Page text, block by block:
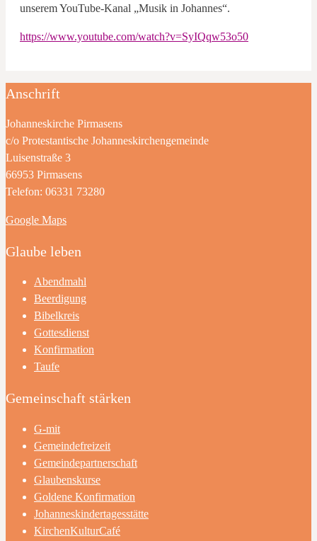
unserem YouTube-Kanal „Musik in Johannes“.
https://www.youtube.com/watch?v=SyIQqw53o50
Anschrift
Johanneskirche Pirmasens
c/o Protestantische Johanneskirchengemeinde
Luisenstraße 3
66953 Pirmasens
Telefon: 06331 73280
Google Maps
Glaube leben
Abendmahl
Beerdigung
Bibelkreis
Gottesdienst
Konfirmation
Taufe
Gemeinschaft stärken
G-mit
Gemeindefreizeit
Gemeindepartnerschaft
Glaubenskurse
Goldene Konfirmation
Johanneskindertagesstätte
KirchenKulturCafé